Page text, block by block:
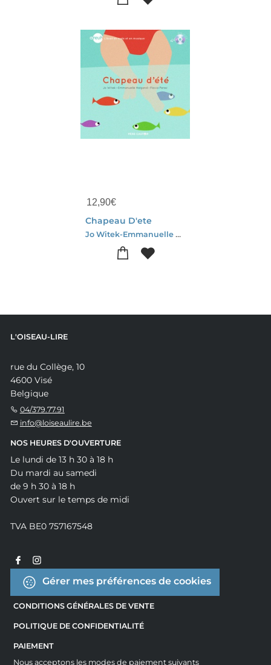
12,90€
Chapeau D'ete
Jo Witek-Emmanuelle Halgand-Flavia Perez
L'OISEAU-LIRE
rue du Collège, 10
4600 Visé
Belgique
04/379.77.91
info@loiseaulire.be
NOS HEURES D'OUVERTURE
Le lundi de 13 h 30 à 18 h
Du mardi au samedi
de 9 h 30 à 18 h
Ouvert sur le temps de midi
TVA BE0 757167548
Gérer mes préférences de cookies
CONDITIONS GÉNÉRALES DE VENTE
POLITIQUE DE CONFIDENTIALITÉ
PAIEMENT
Nous acceptons les modes de paiement suivants